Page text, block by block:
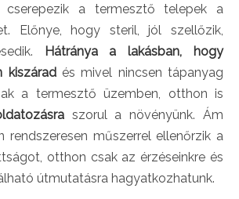
cserepezik a termesztő telepek a
Előnye, hogy steril, jól szellőzik,
Hátránya a lakásban, hogy
kiszáradés mivel nincsen tápanyag
a termesztő üzemben, otthon is
szorul a növényünk. Ám
rendszeresen műszerrel ellenőrzik a
otthon csak az érzéseinkre és
útmutatásra hagyatkozhatunk.